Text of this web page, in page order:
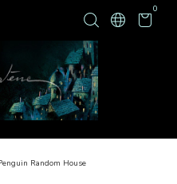
0
Random House